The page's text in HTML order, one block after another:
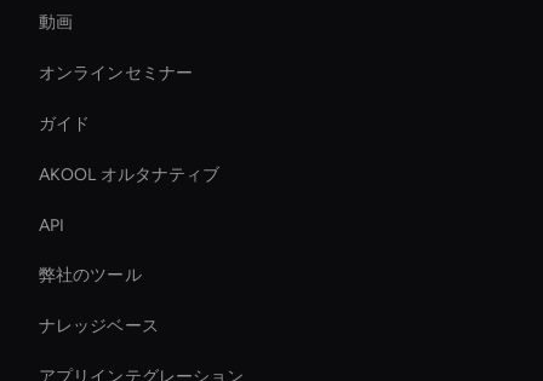
動画
オンラインセミナー
ガイド
AKOOL オルタナティブ
API
弊社のツール
ナレッジベース